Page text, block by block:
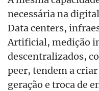
necessária na
Data centers,
Artificial, medição
descentralizados,
peer, tendem a
geração e troca de